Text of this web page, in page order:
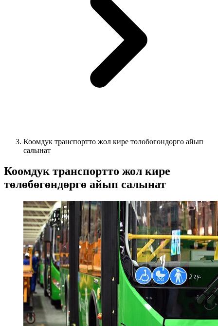
Коомдук транспортто жол кире төлөбөгөндөргө айып
салынат
Коомдук транспортто жол кире
төлөбөгөндөргө айып салынат